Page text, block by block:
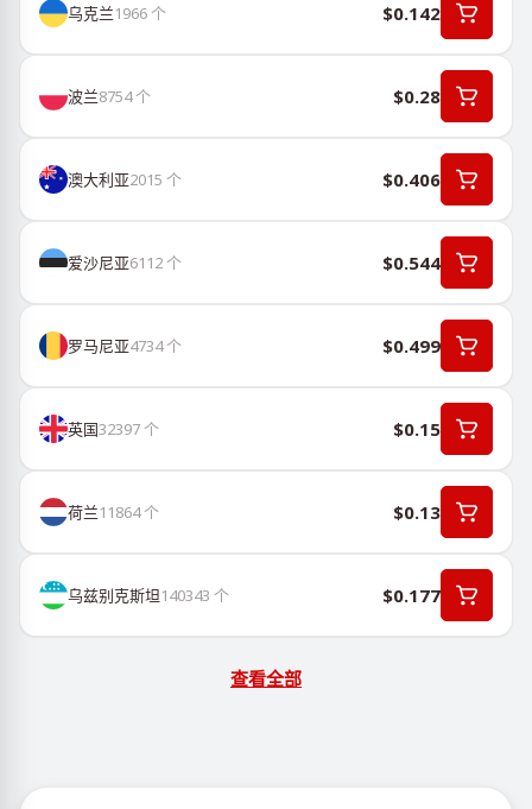
乌克兰1966个 $0.142
波兰8754个 $0.28
澳大利亚2015 个 $0.406
爱沙尼亚6112个 $0.544
罗马尼亚4734个 $0.499
英国32397个 $0.15
荷兰11864个 $0.13
乌兹别克斯坦140343 个 $0.177
查看全部